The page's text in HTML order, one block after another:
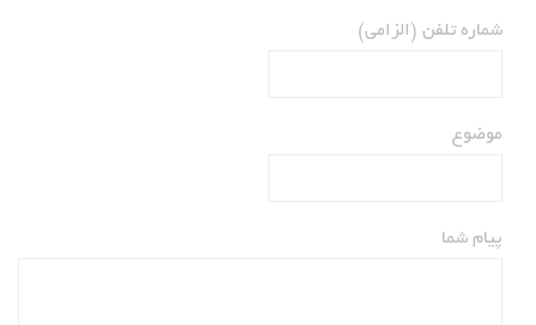
شماره تلفن (الزامی)
موضوع
پیام شما